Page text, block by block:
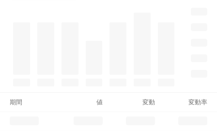
期間 値 変動 変動率